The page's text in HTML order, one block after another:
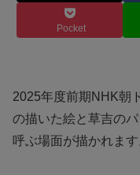
Pocket
2025年度前期NHK朝
の描いた絵と草吉の
呼ぶ場面が描かれます